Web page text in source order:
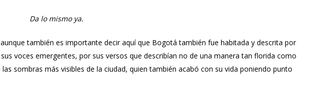
Da lo mismo ya.
también es importante decir aquí que Bogotá también fue habitada y descrita por
voces emergentes, por sus versos que describían no de una manera tan florida como
sombras más visibles de la ciudad, quien también acabó con su vida poniendo punto